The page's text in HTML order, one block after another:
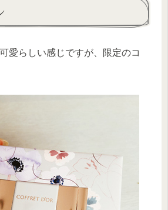
愛らしい感じですが、限定のコ